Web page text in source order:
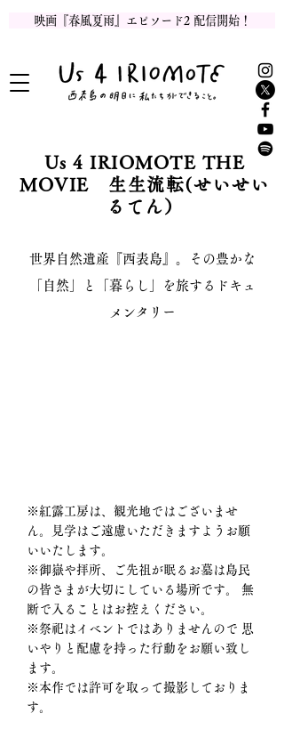
映画『春風夏雨』エピソード2 配信開始！
Us 4 IRIOMOTE THE
MOVIE 生生流転(せいせい
るてん）
世界自然遺産 『西表島』。
その豊かな
「自然」と「暮らし」を旅するドキュ
メンタリー
※紅露工房は、観光地ではございませ
ん。見学はご遠慮いただきますようお願
いいたします。
※御嶽や拝所、ご先祖が眠るお墓は島民
の皆さまが大切にしている場所です。 無
断で入ることはお控えください。
※祭祀はイベントではありませんので 思
いやりと配慮を持った行動をお願い致し
ます。
※本作では許可を取って撮影しておりま
す。